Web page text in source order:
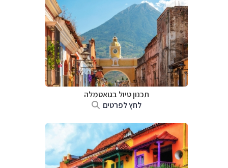
תכנון טיול בגואטמלה
לחץ לפרטים